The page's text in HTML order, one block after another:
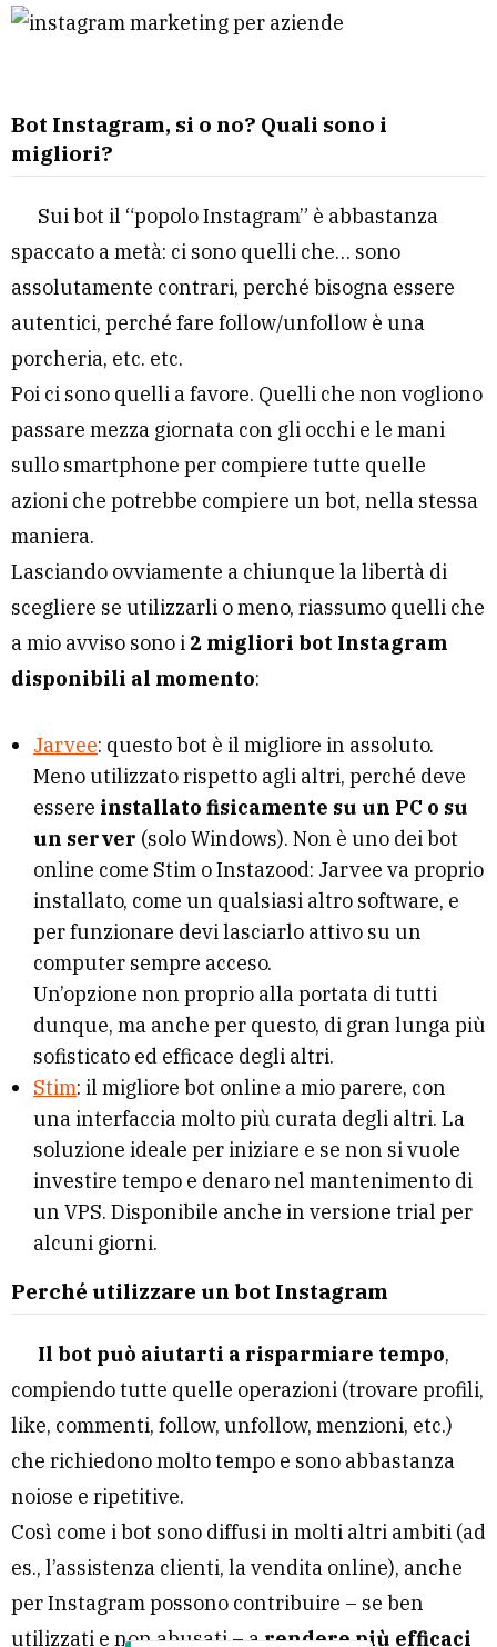
Bot Instagram, si o no? Quali sono i
migliori?
Sui bot il “popolo Instagram” è abbastanza
spaccato a metà: ci sono quelli che… sono
assolutamente contrari, perché bisogna essere
autentici, perché fare follow/unfollow è una
porcheria, etc. etc.
Poi ci sono quelli a favore. Quelli che non vogliono
passare mezza giornata con gli occhi e le mani
sullo smartphone per compiere tutte quelle
azioni che potrebbe compiere un bot, nella stessa
maniera.
Lasciando ovviamente a chiunque la libertà di
scegliere se utilizzarli o meno, riassumo quelli che
a mio avviso sono i 2 migliori bot Instagram
disponibili al momento:
Jarvee: questo bot è il migliore in assoluto.
Meno utilizzato rispetto agli altri, perché deve
essere installato fisicamente su un PC o su
un server (solo Windows). Non è uno dei bot
online come Stim o Instazood: Jarvee va proprio
installato, come un qualsiasi altro software, e
per funzionare devi lasciarlo attivo su un
computer sempre acceso.
Un’opzione non proprio alla portata di tutti
dunque, ma anche per questo, di gran lunga più
sofisticato ed efficace degli altri.
Stim: il migliore bot online a mio parere, con
una interfaccia molto più curata degli altri. La
soluzione ideale per iniziare e se non si vuole
investire tempo e denaro nel mantenimento di
un VPS. Disponibile anche in versione trial per
alcuni giorni.
Perché utilizzare un bot Instagram
Il bot può aiutarti a risparmiare tempo,
compiendo tutte quelle operazioni (trovare profili,
like, commenti, follow, unfollow, menzioni, etc.)
che richiedono molto tempo e sono abbastanza
noiose e ripetitive.
Così come i bot sono diffusi in molti altri ambiti (ad
es., l’assistenza clienti, la vendita online), anche
per Instagram possono contribuire – se ben
utilizzati e non abusati – arendere più efficaci